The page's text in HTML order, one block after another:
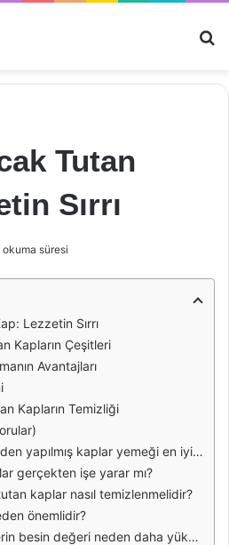
Tutan
Sırrı
süresi
Lezzetin Sırrı
Kapların Çeşitleri
Avantajları
Kapların Temizliği
kaplar yemeği en iyi sıcak tutar?
gerçekten işe yarar mı?
kaplar nasıl temizlenmelidir?
önemlidir?
besin değeri neden daha yüksektir?